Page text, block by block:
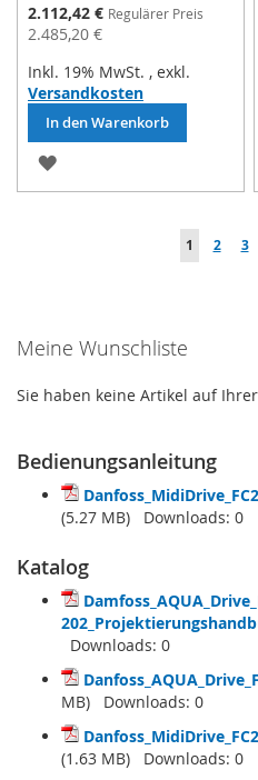
Sonderpreis
2.112,42 € Regulärer Preis
2.485,20 €
Inkl. 19% MwSt. , exkl.
Versandkosten
In den Warenkorb
ZUR
WUNSCHLISTE
Sie
die
1 Seite
2 3
Meine Wunschliste
Sie haben keine Artikel auf
Bedienungsanleitung
(5.27 MB) Downloads: 0
Katalog
Downloads: 0
MB) Downloads: 0
(1.63 MB) Downloads: 0